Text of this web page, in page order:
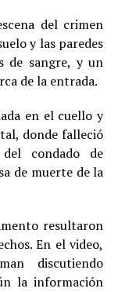
del crimen
y las paredes
de sangre, y un
de la entrada.
en el cuello y
donde falleció
condado de
de muerte de la
resultaron
En el video,
discutiendo
la información